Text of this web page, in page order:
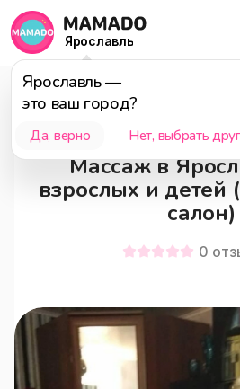
Ярославль
Ярославль—
это ваш город?
Да, верно Нет, выбрать
Ярославль
Массаж в
взрослых и
салон)
0